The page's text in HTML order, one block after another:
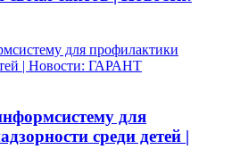
для профилактики
| Новости: ГАРАНТ
для
среди детей |